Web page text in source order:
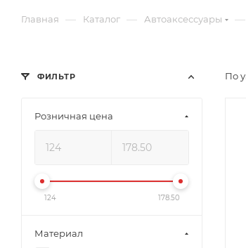
Главная — Каталог — Автоаксессуары —
По
ФИЛЬТР
Розничная цена
124 178.50
Материал